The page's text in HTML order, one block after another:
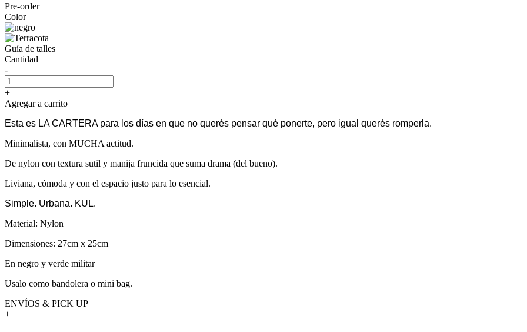
Pre-order
Color
Guía de talles
Cantidad
-
+
Agregar a carrito
Esta es LA CARTERA para los días en que no querés pensar qué ponerte, pero igual querés romperla.
Minimalista, con MUCHA actitud.
De nylon con textura sutil y manija fruncida que suma drama (del bueno).
Liviana, cómoda y con el espacio justo para lo esencial.
Simple. Urbana. KUL.
Material: Nylon
Dimensiones: 27cm x 25cm
En negro y verde militar
Usalo como bandolera o mini bag.
ENVÍOS & PICK UP
+